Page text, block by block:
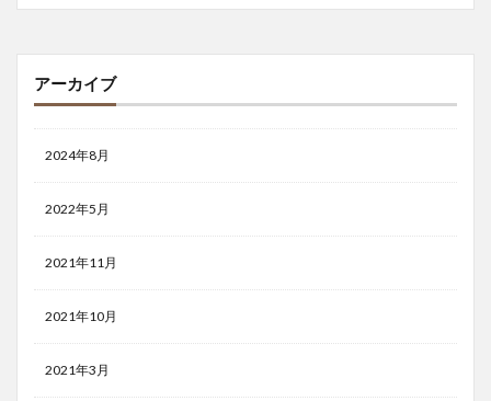
アーカイブ
2024年8月
2022年5月
2021年11月
2021年10月
2021年3月